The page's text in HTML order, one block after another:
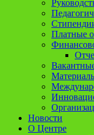
Платные
Новости
О Центре